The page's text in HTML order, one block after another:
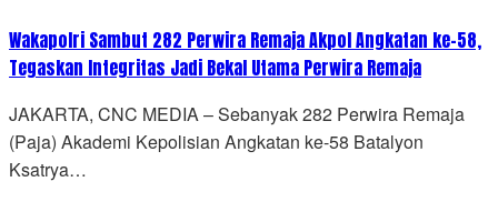
Wakapolri Sambut 282 Perwira Remaja Akpol Angkatan ke-58,
Tegaskan Integritas Jadi Bekal Utama Perwira Remaja
JAKARTA, CNC MEDIA – Sebanyak 282 Perwira Remaja
(Paja) Akademi Kepolisian Angkatan ke-58 Batalyon
Ksatrya…